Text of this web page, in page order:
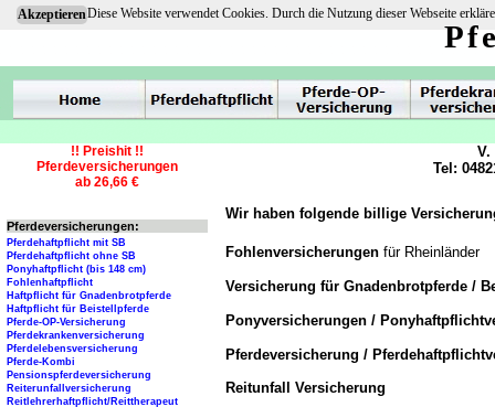
AkzeptierenDiese Website verwendet Cookies. Durch die Nutzung dieser Webseite
Wir haben folgende billige
Fohlenversicherungen für Rheinländer
Versicherung für Gnadenbrotpferde /
Ponyversicherungen /
Pferdeversicherung /
Reitunfall Versicherung
V.
Tel:
!! Preishit !!
Pferdeversicherungen
ab 26,66 €
Pferdeversicherungen:
Pferdehaftpflicht mit SB
Pferdehaftpflicht ohne SB
Ponyhaftpflicht (bis 148 cm)
Fohlenhaftpflicht
Haftpflicht für Gnadenbrotpferde
Haftpflicht für Beistellpferde
Pferde-OP-Versicherung
Pferdekrankenversicherung
Pferdelebensversicherung
Pferde-Kombi
Pensionspferdeversicherung
Reiterunfallversicherung
Reitlehrerhaftpflicht/Reittherapeut